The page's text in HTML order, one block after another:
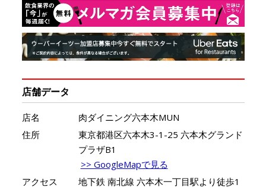
店舗データ
店名
肉ダイニング六本木MUN
住所
東京都港区六本木3-1-25 六本木グランド
プラザB1
>> GoogleMapで見る
アクセス
地下鉄 南北線 六本木一丁目駅より徒歩1